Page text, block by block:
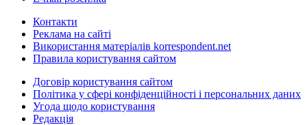
Контакти
Реклама на сайті
Використання матеріалів korrespondent.net
Правила користування сайтом
Договір користування сайтом
Політика у сфері конфіденційності і персональних даних
Угода щодо користування
Редакція